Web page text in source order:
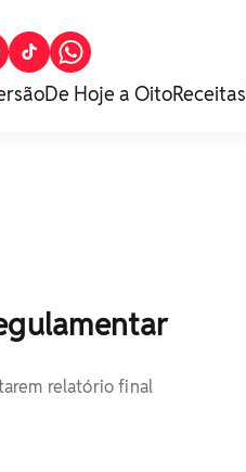
De Hoje a OitoReceitas
relatório final